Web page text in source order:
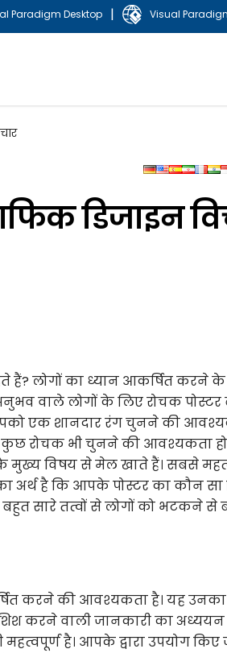
Paradigm Desktop | Visual
डिजाइन
हैं? लोगों का ध्यान आकर्षित करने
वाले लोगों के लिए रोचक
एक शानदार रंग चुनने की
कुछ रोचक भी चुनने की आवश्यकता
विषय से मेल खाते हैं। सबसे
अर्थ है कि आपके पोस्टर का कौन सा
बहुत सारे तत्वों से लोगों को भटकने से
करने की आवश्यकता है। यह उनका
करने वाली जानकारी का
है। आपके द्वारा उपयोग